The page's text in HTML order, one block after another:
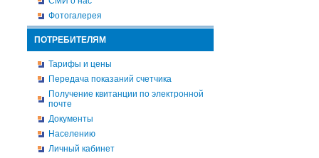
Фотогалерея
ПОТРЕБИТЕЛЯМ
Тарифы и цены
Передача показаний счетчика
Получение квитанции по электронной
почте
Документы
Населению
Личный кабинет